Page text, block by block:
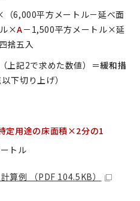
6,000平方メートル－延べ面
×A－1,500平方メートル×延
捨五入
上記2で求めた数値）＝緩和措
下切り上げ）
定用途の床面積×2分の1
トル
例 （PDF 104.5KB）